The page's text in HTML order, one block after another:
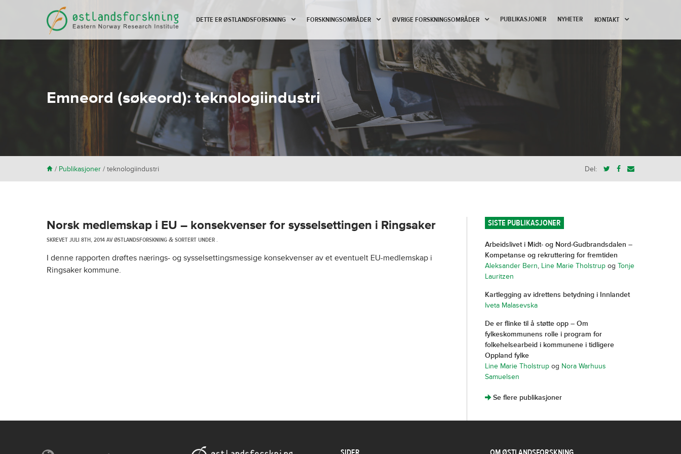
DETTE ER ØSTLANDSFORSKNING FORSKNINGSOMRÅDER ØVRIGE FORSKNINGSOMRÅDER PUBLIKASJONER NYHETER KONTAKT
Emneord (søkeord):teknologiindustri
H / Publikasjoner / teknologiindustri Del:
Norsk medlemskap i EU – konsekvenser for sysselsettingen i Ringsaker
SKREVETJULI 8TH, 2014AVØSTLANDSFORSKNING & SORTERT UNDER .
I denne rapporten drøftes nærings- og sysselsettingsmessige konsekvenser av et eventuelt EU-medlemskap i
Ringsaker kommune.
SISTE PUBLIKASJONER
Arbeidslivet i Midt- og Nord-Gudbrandsdalen –
Kompetanse og rekruttering for fremtiden
Aleksander Bern, Line Marie Tholstrupog Tonje
Lauritzen
Kartlegging av idrettens betydning i Innlandet
Iveta Malasevska
De er flinke til å støtte opp – Om
fylkeskommunens rolle i program for
folkehelsearbeid i kommunene i tidligere
Oppland fylke
Line Marie Tholstrupog Nora Warhuus
Samuelsen
]Se flere publikasjoner